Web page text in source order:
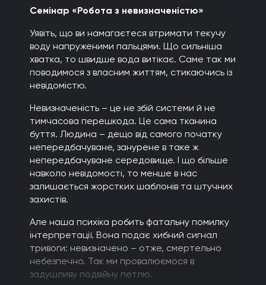
Семінар «Робота з невизначеністю»
Уявіть, що ви намагаєтеся втримати текучу
воду напруженими пальцями. Що сильніша
хватка, то швидше вода витікає. Саме так ми
поводимося з власним життям, стикаючись із
невідомістю.
Невизначеність – це не збій системи й не
тимчасова перешкода. Це сама тканина
буття. Людина – дещо від самого початку
непередбачуване, занурене в таке ж
непередбачуване середовище. І що більше
навколо невідомості, то менше в нас
залишається жорстких шаблонів та штучних
захистів.
Але наша психіка робить фатальну помилку
інтерпретації. Вона подає хибний сигнал
тривоги: невизначено – отже, смертельно
небезпечно. Так ми провалюємося в
задушливу подвійну петлю.